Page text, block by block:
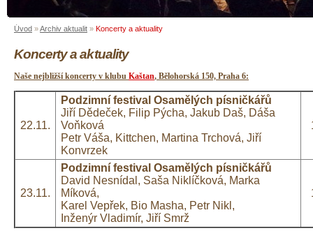
Úvod »Archiv aktualit » Koncerty a aktuality
Koncerty a aktuality
Naše nejbližší koncerty v klubu Kaštan, Bělohorská 150, Praha 6:
22.11.
Podzimní festival Osamělých písničkářů
Jiří Dědeček, Filip Pýcha, Jakub Daš, Dáša
Voňková
Petr Váša, Kittchen, Martina Trchová, Jiří
Konvrzek
23.11.
Podzimní festival Osamělých písničkářů
David Nesnídal, Saša Niklíčková, Marka
Míková,
Karel Vepřek, Bio Masha, Petr Nikl,
Inženýr Vladimír, Jiří Smrž